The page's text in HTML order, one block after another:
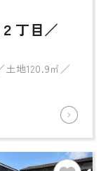
丁目／
土地120.9㎡／